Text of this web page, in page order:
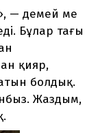
— демей ме
Бұлар тағы
қияр,
болдық.
Жаздым,